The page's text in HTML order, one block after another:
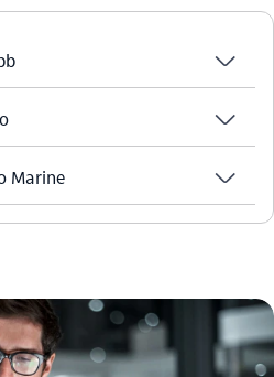
seta_baixo
seta_baixo
Marine seta_baixo